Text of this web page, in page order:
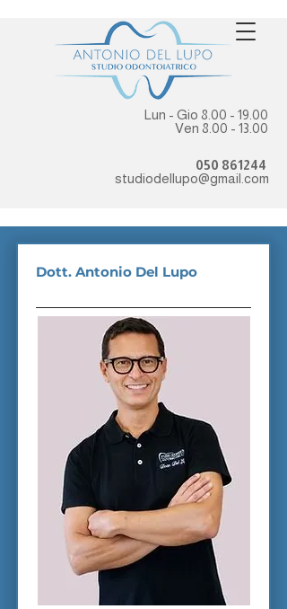
Lun - Gio 8.00 - 19.00
Ven 8.00 - 13.00
050 861244
studiodellupo@gmail.com
Dott. Antonio Del Lupo